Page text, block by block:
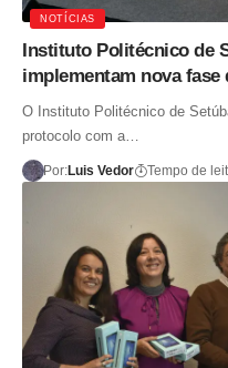
NOTÍCIAS
Instituto Politécnico de
implementam nova fase
O Instituto Politécnico de
protocolo com a…
Por:Luis Vedor Tempo de